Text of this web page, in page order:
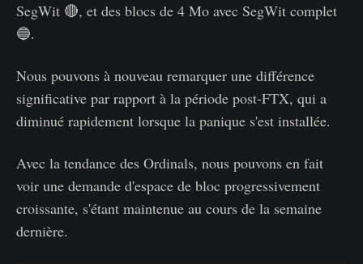
SegWit 🔴, et des blocs de 4 Mo avec SegWit complet
🔵.
Nous pouvons à nouveau remarquer une différence
significative par rapport à la période post-FTX, qui a
diminué rapidement lorsque la panique s'est installée.
Avec la tendance des Ordinals, nous pouvons en fait
voir une demande d'espace de bloc progressivement
croissante, s'étant maintenue au cours de la semaine
dernière.